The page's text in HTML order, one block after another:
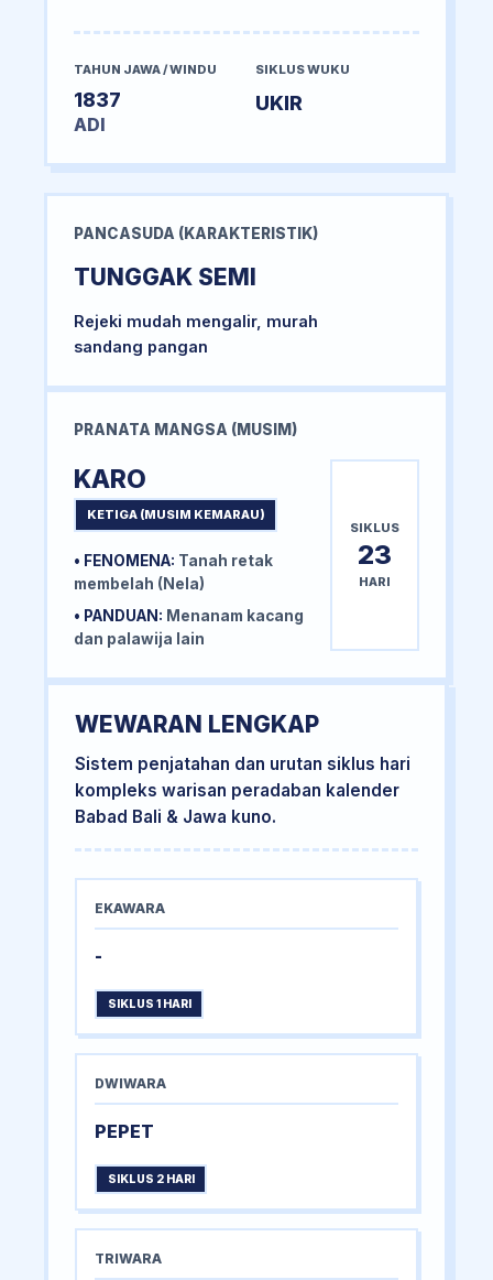
TAHUN JAWA / WINDU
1837
ADI
SIKLUS WUKU
UKIR
PANCASUDA (KARAKTERISTIK)
TUNGGAK SEMI
Rejeki mudah mengalir, murah
sandang pangan
PRANATA MANGSA (MUSIM)
KARO
KETIGA (MUSIM KEMARAU)
• FENOMENA: Tanah retak
membelah (Nela)
• PANDUAN: Menanam kacang
dan palawija lain
SIKLUS
23
HARI
WEWARAN LENGKAP
Sistem penjatahan dan urutan siklus hari
kompleks warisan peradaban kalender
Babad Bali & Jawa kuno.
EKAWARA
-
SIKLUS 1 HARI
DWIWARA
PEPET
SIKLUS 2 HARI
TRIWARA